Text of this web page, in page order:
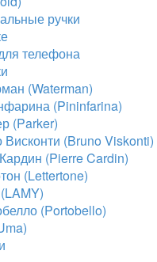
ручки
телефона
(Waterman)
(Pininfarina)
(Parker)
Висконти (Bruno Viskonti)
(Pierre Cardin)
(Lettertone)
(Portobello)